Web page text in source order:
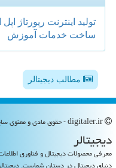
تولید اینترنت رپورتاژ اپل
ساخت خدمات آموزش
مطالب دیجیتالر
دیجیتالر
معرفی محصولات دیجیتال و فناوری
دنیای دیجیتال در دستان شماست.